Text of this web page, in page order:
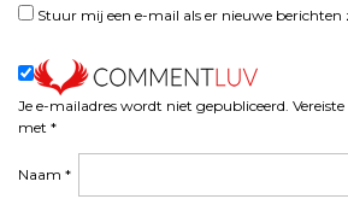
t
a
v
i
a
Je e-mailadres wordt niet gepubliceerd.
met *
Naam *
Stuur mij een e-mail als er nieuwe berichten